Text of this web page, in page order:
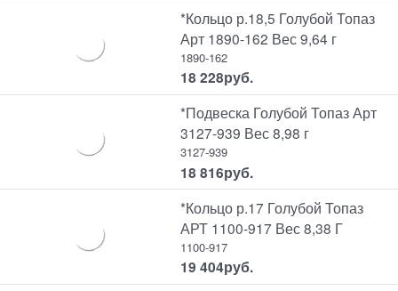
*Кольцо р.18,5 Голубой Топаз
Арт 1890-162 Вес 9,64 г
1890-162
18 228руб.
*Подвеска Голубой Топаз Арт
3127-939 Вес 8,98 г
3127-939
18 816руб.
*Кольцо р.17 Голубой Топаз
АРТ 1100-917 Вес 8,38 Г
1100-917
19 404руб.